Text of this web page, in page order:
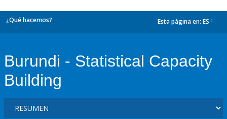
¿Qué hacemos? Esta página en: ES
Burundi - Statistical Capacity
Building